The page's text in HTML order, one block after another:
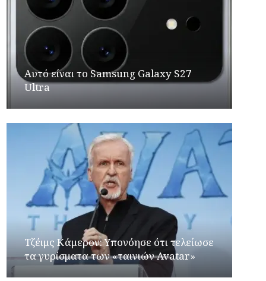
Αυτό είναι το Samsung Galaxy S27
Ultra
Τζέιμς Κάμερον: Υπονόησε ότι τελείωσε
τα γυρίσματα των «ταινιών Avatar»